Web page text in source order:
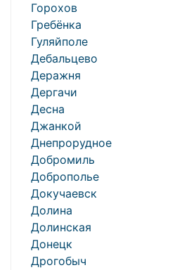
Горохов
Гребёнка
Гуляйполе
Дебальцево
Деражня
Дергачи
Десна
Джанкой
Днепрорудное
Добромиль
Доброполье
Докучаевск
Долина
Долинская
Донецк
Дрогобыч